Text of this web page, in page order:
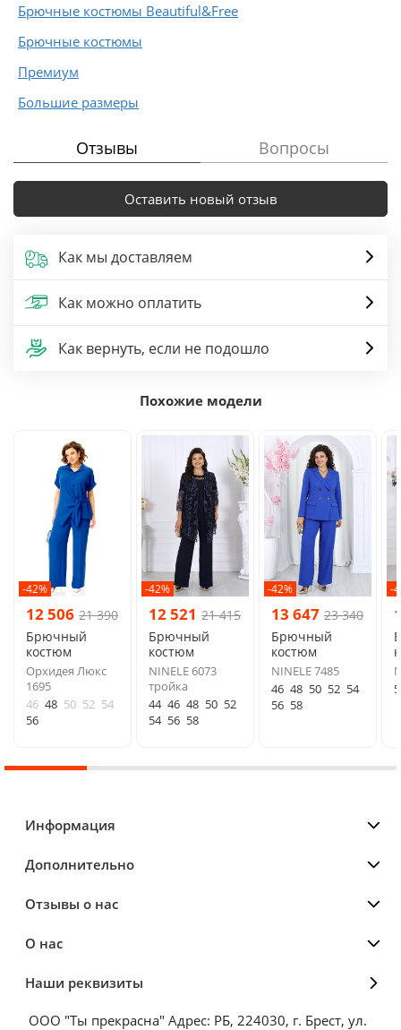
Брючные костюмы Beautiful&Free
Брючные костюмы
Премиум
Большие размеры
Отзывы Вопросы
Оставить новый отзыв
Как мы доставляем
Как можно оплатить
Как вернуть, если не подошло
Похожие модели
-42%
12 506 21 390
Брючный
костюм
Орхидея Люкс
1695
46 48 50 52 54
56
-42%
12 521 21 415
Брючный
костюм
NINELE 6073
тройка
44 46 48 50 52
54 56 58
-42%
13 647 23 340
Брючный
костюм
NINELE 7485
46 48 50 52 54
56 58
-
Информация
Дополнительно
Отзывы о нас
О нас
Наши реквизиты
ООО "Ты прекрасна" Адрес: РБ, 224030, г. Брест, ул.